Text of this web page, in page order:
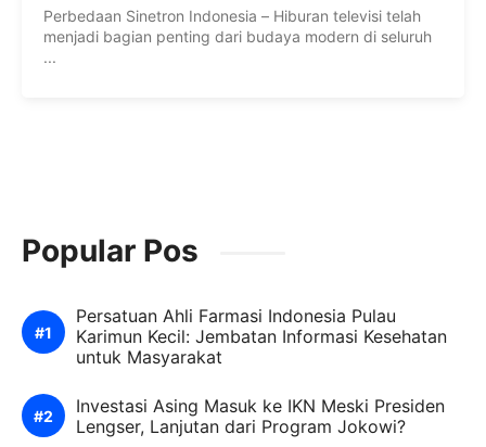
Perbedaan Sinetron Indonesia – Hiburan televisi telah
menjadi bagian penting dari budaya modern di seluruh
...
Popular Pos
Persatuan Ahli Farmasi Indonesia Pulau
Karimun Kecil: Jembatan Informasi Kesehatan
untuk Masyarakat
Investasi Asing Masuk ke IKN Meski Presiden
Lengser, Lanjutan dari Program Jokowi?